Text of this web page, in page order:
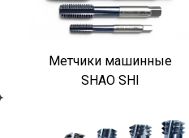
Метчики машинные
SHAO SHI